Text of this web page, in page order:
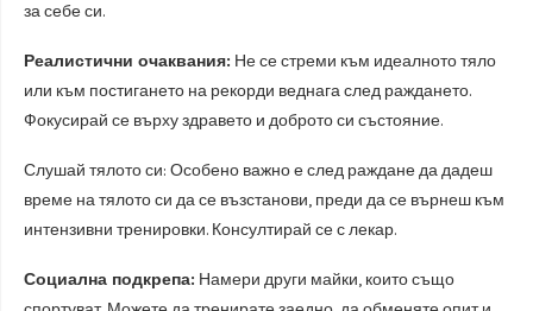
за себе си.
Реалистични очаквания: Не се стреми към идеалното тяло
или към постигането на рекорди веднага след раждането.
Фокусирай се върху здравето и доброто си състояние.
Слушай тялото си: Особено важно е след раждане да дадеш
време на тялото си да се възстанови, преди да се върнеш към
интензивни тренировки. Консултирай се с лекар.
Социална подкрепа: Намери други майки, които също